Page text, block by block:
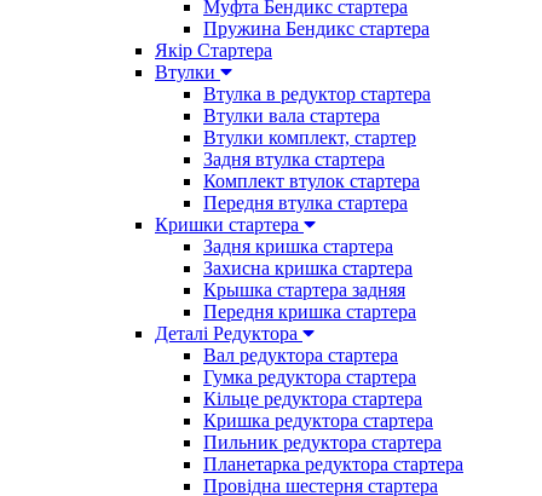
Муфта Бендикс стартера
Пружина Бендикс стартера
Якір Стартера
Втулки
Втулка в редуктор стартера
Втулки вала стартера
Втулки комплект, стартер
Задня втулка стартера
Комплект втулок стартера
Передня втулка стартера
Кришки стартера
Задня кришка стартера
Захисна кришка стартера
Крышка стартера задняя
Передня кришка стартера
Деталі Редуктора
Вал редуктора стартера
Гумка редуктора стартера
Кільце редуктора стартера
Кришка редуктора стартера
Пильник редуктора стартера
Планетарка редуктора стартера
Провідна шестерня стартера